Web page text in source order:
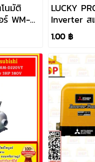
นมัติ
ร์ WM-P
LUCKY
Inverter ส
ใบพัด)
1.00 ฿